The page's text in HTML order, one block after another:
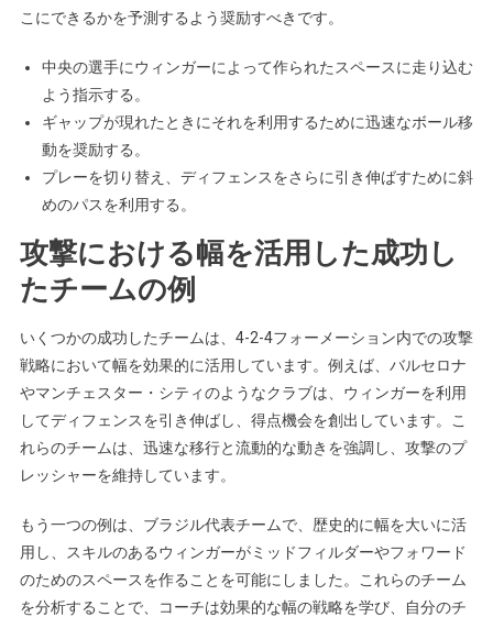
こにできるかを予測するよう奨励すべきです。
中央の選手にウィンガーによって作られたスペースに走り込む
よう指示する。
ギャップが現れたときにそれを利用するために迅速なボール移
動を奨励する。
プレーを切り替え、ディフェンスをさらに引き伸ばすために斜
めのパスを利用する。
攻撃における幅を活用した成功し
たチームの例
いくつかの成功したチームは、4-2-4フォーメーション内での攻撃
戦略において幅を効果的に活用しています。例えば、バルセロナ
やマンチェスター・シティのようなクラブは、ウィンガーを利用
してディフェンスを引き伸ばし、得点機会を創出しています。こ
れらのチームは、迅速な移行と流動的な動きを強調し、攻撃のプ
レッシャーを維持しています。
もう一つの例は、ブラジル代表チームで、歴史的に幅を大いに活
用し、スキルのあるウィンガーがミッドフィルダーやフォワード
のためのスペースを作ることを可能にしました。これらのチーム
を分析することで、コーチは効果的な幅の戦略を学び、自分のチ